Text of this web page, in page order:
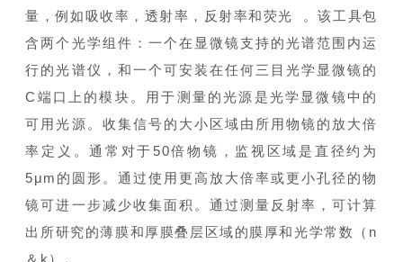
量，例如吸收率，透射率，反射率和荧光 。该工具包
含两个光学组件：一个在显微镜支持的光谱范围内运
行的光谱仪，和一个可安装在任何三目光学显微镜的
C端口上的模块。用于测量的光源是光学显微镜中的
可用光源。收集信号的大小区域由所用物镜的放大倍
率定义。通常对于50倍物镜，监视区域是直径约为
5μm的圆形。通过使用更高放大倍率或更小孔径的物
镜可进一步减少收集面积。通过测量反射率，可计算
出所研究的薄膜和厚膜叠层区域的膜厚和光学常数（n
＆k）。